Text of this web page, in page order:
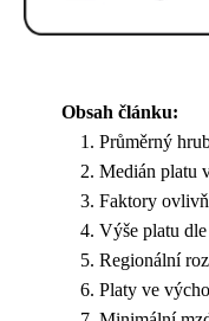
Obsah článku:
Průměrný
Medián platu
Faktory
Výše platu
Regionální
Platy ve